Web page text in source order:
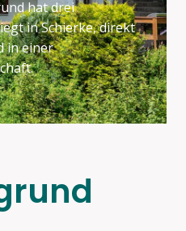
hat drei
in Schierke, direkt
in einer